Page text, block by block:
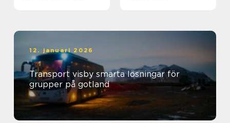
12. januari 2026
Transport visby smarta lösningar för
grupper på gotland